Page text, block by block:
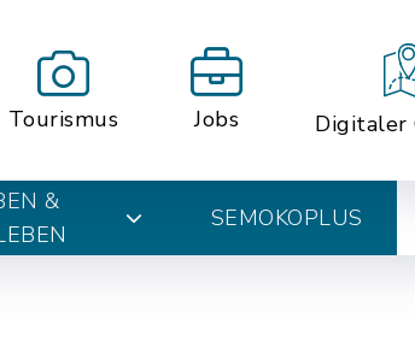
Tourismus Jobs Digitaler
&
SEMOKOPLUS